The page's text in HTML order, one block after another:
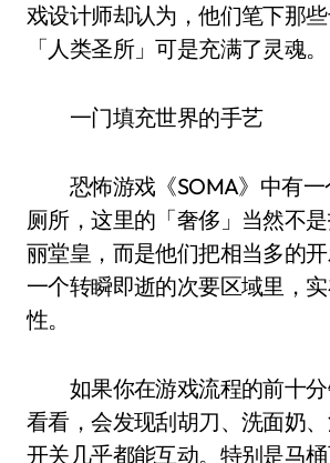
戏设计师却认为，他们笔下那
「人类圣所」可是充满了灵魂。
一门填充世界的手艺
恐怖游戏《SOMA》中有一
厕所，这里的「奢侈」当然不
丽堂皇，而是他们把相当多的
一个转瞬即逝的次要区域里，
性。
如果你在游戏流程的前十分
看看，会发现刮胡刀、洗面奶
开关几乎都能互动。特别是马